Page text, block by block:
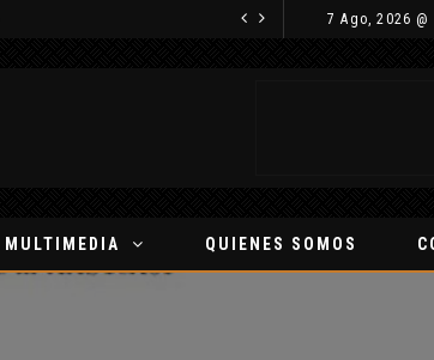
7 Ago, 2026 @
MULTIMEDIA QUIENES SOMOS